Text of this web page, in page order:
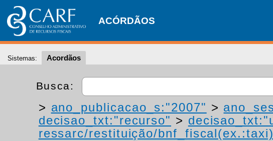
ACÓRDÃOS
Sistemas: Acordãos
Busca:
> ano_publicacao_s:"2007" >
decisao_txt:"recurso" >
ressarc/restituição/